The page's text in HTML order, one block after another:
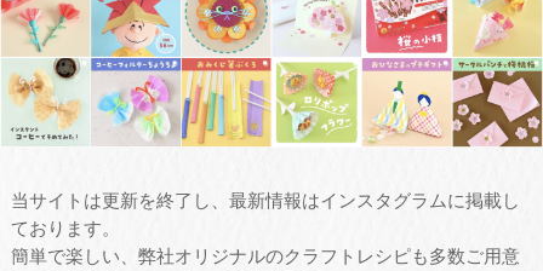
当サイトは更新を終了し、最新情報はインスタグラムに掲載し
ております。
簡単で楽しい、弊社オリジナルのクラフトレシピも多数ご用意